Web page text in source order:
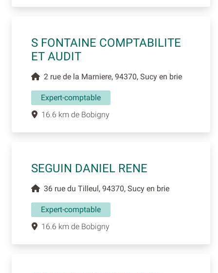
S FONTAINE COMPTABILITE
ET AUDIT
2 rue de la Marniere, 94370, Sucy en brie
Expert-comptable
16.6 km de Bobigny
SEGUIN DANIEL RENE
36 rue du Tilleul, 94370, Sucy en brie
Expert-comptable
16.6 km de Bobigny